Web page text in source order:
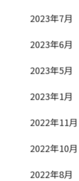
2023年7月
2023年6月
2023年5月
2023年1月
2022年11月
2022年10月
2022年8月